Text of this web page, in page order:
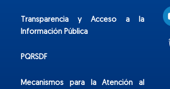
Transparencia y Acceso a la
Información Pública
PQRSDF
Mecanismos para la Atención al